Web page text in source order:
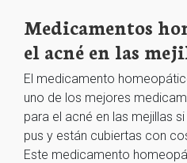
Medicamentos
el acné en las
El medicamento
uno de los mejores
para el acné en las mejillas
pus y están cubiertas con
Este medicamento